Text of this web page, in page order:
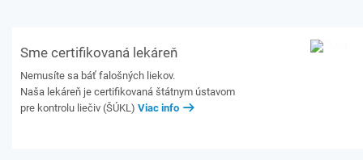
Sme certifikovaná lekáreň
Nemusíte sa báť falošných liekov.
Naša lekáreň je certifikovaná štátnym ústavom
pre kontrolu liečiv (ŠÚKL) Viac info